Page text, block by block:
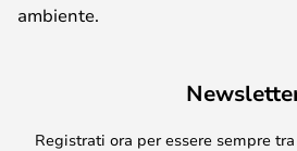
ambiente.
Registrati ora per essere sempre